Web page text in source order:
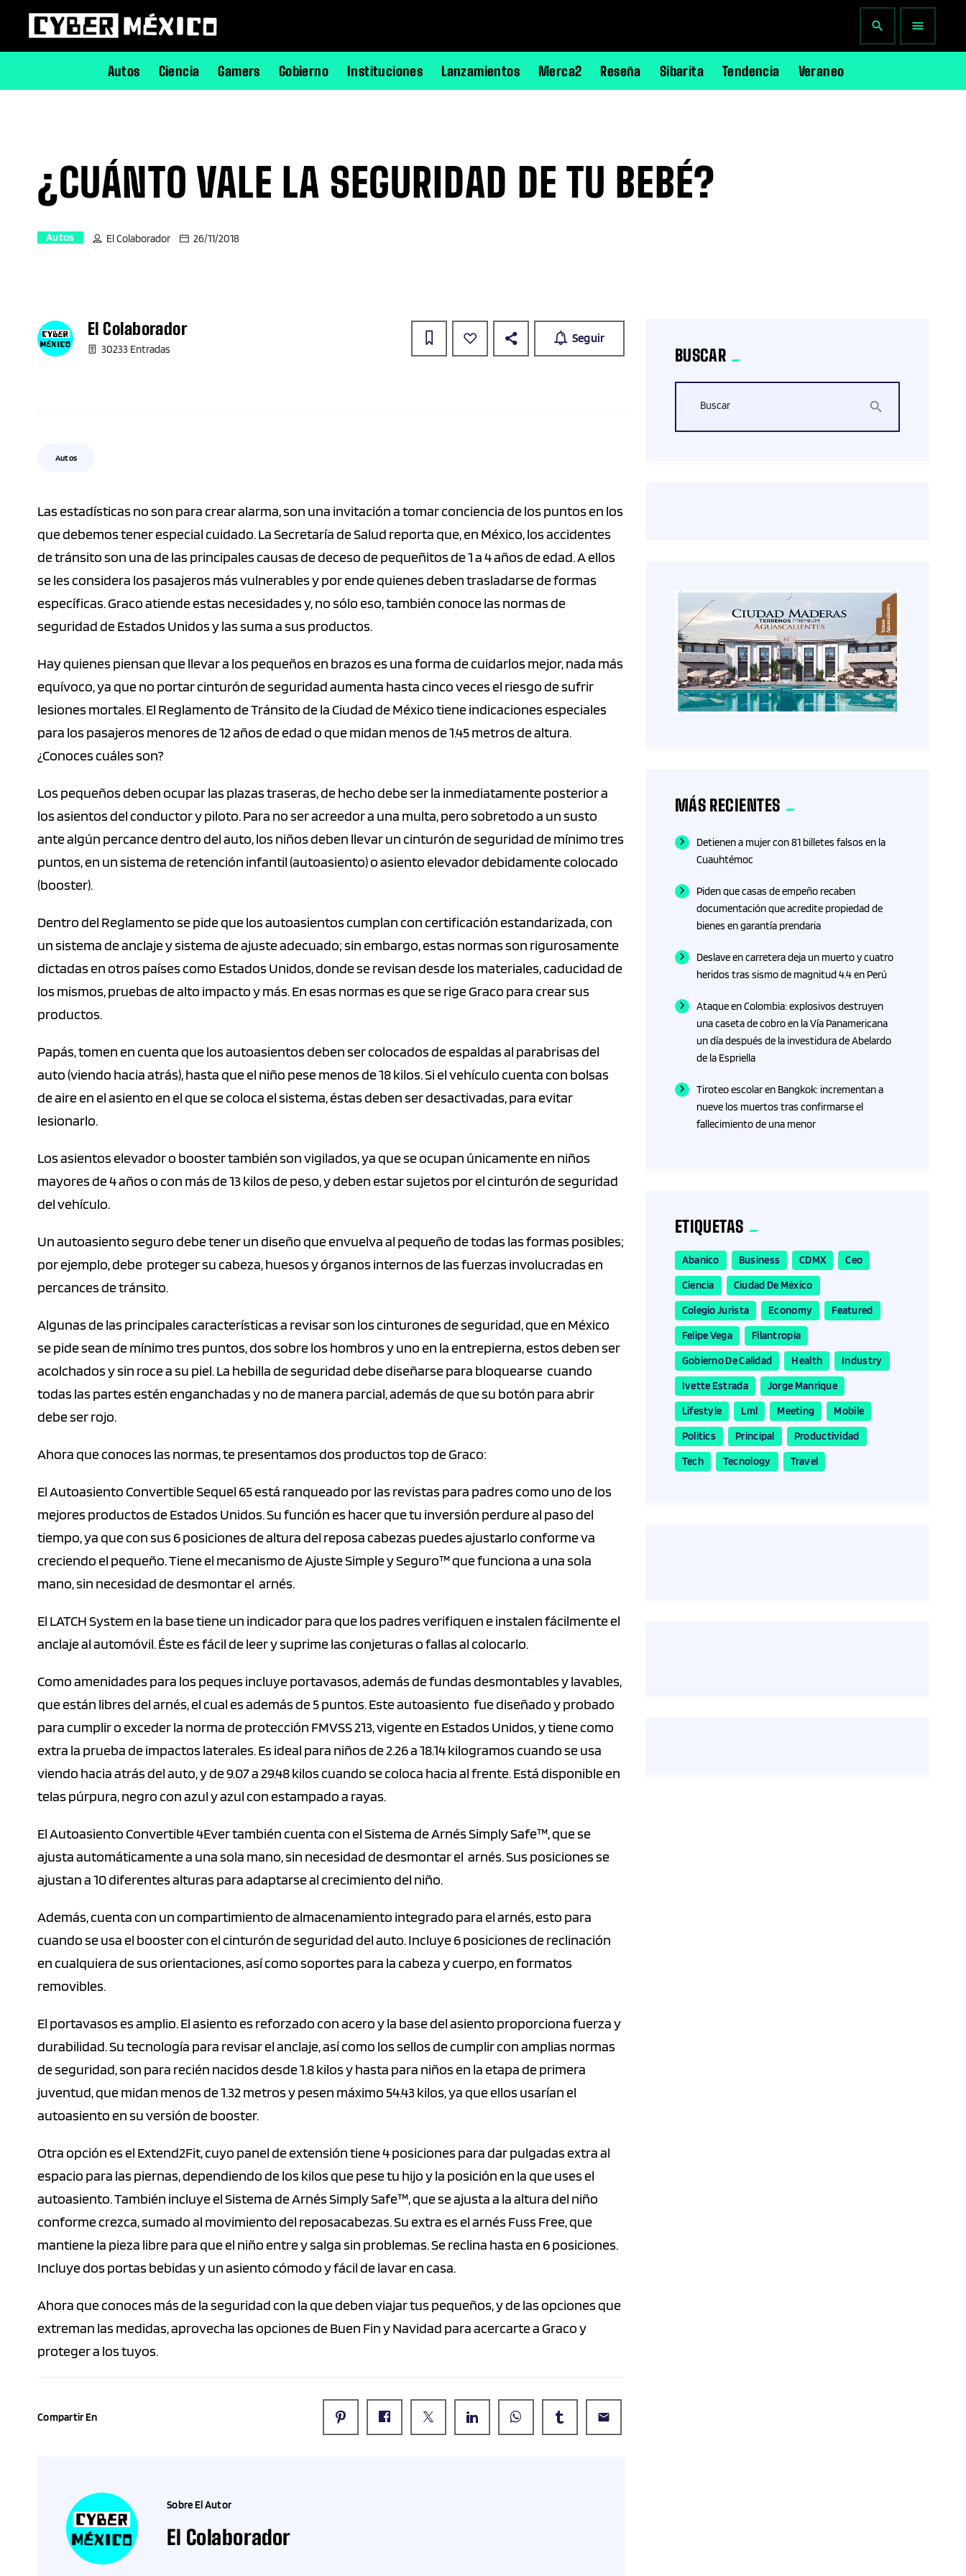
Autos Ciencia Gamers Gobierno Instituciones Lanzamientos Merca2 Reseña Sibarita Tendencia Veraneo
search menu
¿CUÁNTO VALE LA SEGURIDAD DE TU BEBÉ?
Autos El Colaborador 26/11/2018
El Colaborador
30233 Entradas
Seguir
Autos
Las estadísticas no son para crear alarma, son una invitación a tomar conciencia de los puntos en los
que debemos tener especial cuidado. La Secretaría de Salud reporta que, en México, los accidentes
de tránsito son una de las principales causas de deceso de pequeñitos de 1 a 4 años de edad. A ellos
se les considera los pasajeros más vulnerables y por ende quienes deben trasladarse de formas
específicas. Graco atiende estas necesidades y, no sólo eso, también conoce las normas de
seguridad de Estados Unidos y las suma a sus productos.
Hay quienes piensan que llevar a los pequeños en brazos es una forma de cuidarlos mejor, nada más
equívoco, ya que no portar cinturón de seguridad aumenta hasta cinco veces el riesgo de sufrir
lesiones mortales. El Reglamento de Tránsito de la Ciudad de México tiene indicaciones especiales
para los pasajeros menores de 12 años de edad o que midan menos de 1.45 metros de altura.
¿Conoces cuáles son?
Los pequeños deben ocupar las plazas traseras, de hecho debe ser la inmediatamente posterior a
los asientos del conductor y piloto. Para no ser acreedor a una multa, pero sobretodo a un susto
ante algún percance dentro del auto, los niños deben llevar un cinturón de seguridad de mínimo tres
puntos, en un sistema de retención infantil (autoasiento) o asiento elevador debidamente colocado
(booster).
Dentro del Reglamento se pide que los autoasientos cumplan con certificación estandarizada, con
un sistema de anclaje y sistema de ajuste adecuado; sin embargo, estas normas son rigurosamente
dictadas en otros países como Estados Unidos, donde se revisan desde los materiales, caducidad de
los mismos, pruebas de alto impacto y más. En esas normas es que se rige Graco para crear sus
productos.
Papás, tomen en cuenta que los autoasientos deben ser colocados de espaldas al parabrisas del
auto (viendo hacia atrás), hasta que el niño pese menos de 18 kilos. Si el vehículo cuenta con bolsas
de aire en el asiento en el que se coloca el sistema, éstas deben ser desactivadas, para evitar
lesionarlo.
Los asientos elevador o booster también son vigilados, ya que se ocupan únicamente en niños
mayores de 4 años o con más de 13 kilos de peso, y deben estar sujetos por el cinturón de seguridad
del vehículo.
Un autoasiento seguro debe tener un diseño que envuelva al pequeño de todas las formas posibles;
por ejemplo, debe proteger su cabeza, huesos y órganos internos de las fuerzas involucradas en
percances de tránsito.
Algunas de las principales características a revisar son los cinturones de seguridad, que en México
se pide sean de mínimo tres puntos, dos sobre los hombros y uno en la entrepierna, estos deben ser
acolchados y sin roce a su piel. La hebilla de seguridad debe diseñarse para bloquearse cuando
todas las partes estén enganchadas y no de manera parcial, además de que su botón para abrir
debe ser rojo.
Ahora que conoces las normas, te presentamos dos productos top de Graco:
El Autoasiento Convertible Sequel 65 está ranqueado por las revistas para padres como uno de los
mejores productos de Estados Unidos. Su función es hacer que tu inversión perdure al paso del
tiempo, ya que con sus 6 posiciones de altura del reposa cabezas puedes ajustarlo conforme va
creciendo el pequeño. Tiene el mecanismo de Ajuste Simple y Seguro™ que funciona a una sola
mano, sin necesidad de desmontar el arnés.
El LATCH System en la base tiene un indicador para que los padres verifiquen e instalen fácilmente el
anclaje al automóvil. Éste es fácil de leer y suprime las conjeturas o fallas al colocarlo.
Como amenidades para los peques incluye portavasos, además de fundas desmontables y lavables,
que están libres del arnés, el cual es además de 5 puntos. Este autoasiento fue diseñado y probado
para cumplir o exceder la norma de protección FMVSS 213, vigente en Estados Unidos, y tiene como
extra la prueba de impactos laterales. Es ideal para niños de 2.26 a 18.14 kilogramos cuando se usa
viendo hacia atrás del auto, y de 9.07 a 29.48 kilos cuando se coloca hacia al frente. Está disponible en
telas púrpura, negro con azul y azul con estampado a rayas.
El Autoasiento Convertible 4Ever también cuenta con el Sistema de Arnés Simply Safe™, que se
ajusta automáticamente a una sola mano, sin necesidad de desmontar el arnés. Sus posiciones se
ajustan a 10 diferentes alturas para adaptarse al crecimiento del niño.
Además, cuenta con un compartimiento de almacenamiento integrado para el arnés, esto para
cuando se usa el booster con el cinturón de seguridad del auto. Incluye 6 posiciones de reclinación
en cualquiera de sus orientaciones, así como soportes para la cabeza y cuerpo, en formatos
removibles.
El portavasos es amplio. El asiento es reforzado con acero y la base del asiento proporciona fuerza y
durabilidad. Su tecnología para revisar el anclaje, así como los sellos de cumplir con amplias normas
de seguridad, son para recién nacidos desde 1.8 kilos y hasta para niños en la etapa de primera
juventud, que midan menos de 1.32 metros y pesen máximo 54.43 kilos, ya que ellos usarían el
autoasiento en su versión de booster.
Otra opción es el Extend2Fit, cuyo panel de extensión tiene 4 posiciones para dar pulgadas extra al
espacio para las piernas, dependiendo de los kilos que pese tu hijo y la posición en la que uses el
autoasiento. También incluye el Sistema de Arnés Simply Safe™, que se ajusta a la altura del niño
conforme crezca, sumado al movimiento del reposacabezas. Su extra es el arnés Fuss Free, que
mantiene la pieza libre para que el niño entre y salga sin problemas. Se reclina hasta en 6 posiciones.
Incluye dos portas bebidas y un asiento cómodo y fácil de lavar en casa.
Ahora que conoces más de la seguridad con la que deben viajar tus pequeños, y de las opciones que
extreman las medidas, aprovecha las opciones de Buen Fin y Navidad para acercarte a Graco y
proteger a los tuyos.
Compartir En email
Sobre El Autor
El Colaborador
BUSCAR
Buscar search
MÁS RECIENTES
Detienen a mujer con 81 billetes falsos en la
Cuauhtémoc
Piden que casas de empeño recaben
documentación que acredite propiedad de
bienes en garantía prendaria
Deslave en carretera deja un muerto y cuatro
heridos tras sismo de magnitud 4.4 en Perú
Ataque en Colombia: explosivos destruyen
una caseta de cobro en la Vía Panamericana
un día después de la investidura de Abelardo
de la Espriella
Tiroteo escolar en Bangkok: incrementan a
nueve los muertos tras confirmarse el
fallecimiento de una menor
ETIQUETAS
Abanico Business CDMX
Ceo
Ciencia
Ciudad De México
Colegio Jurista
Economy
Featured
Felipe Vega
Filantropia
Gobierno De Calidad
Health
Industry
Ivette Estrada
Jorge Manrique
Lifestyle
Lml Meeting
Mobile
Politics
Principal
Productividad
Tech
Tecnology Travel